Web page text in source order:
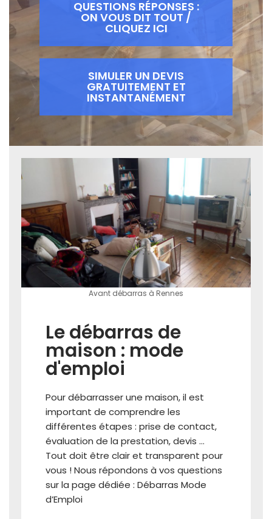
QUESTIONS RÉPONSES :
ON VOUS DIT TOUT /
CLIQUEZ ICI
SIMULER UN DEVIS
GRATUITEMENT ET
INSTANTANÉMENT
Avant débarras à Rennes
Le débarras de
maison : mode
d'emploi
Pour débarrasser une maison, il est
important de comprendre les
différentes étapes : prise de contact,
évaluation de la prestation, devis …
Tout doit être clair et transparent pour
vous ! Nous répondons à vos questions
sur la page dédiée : Débarras Mode
d’Emploi